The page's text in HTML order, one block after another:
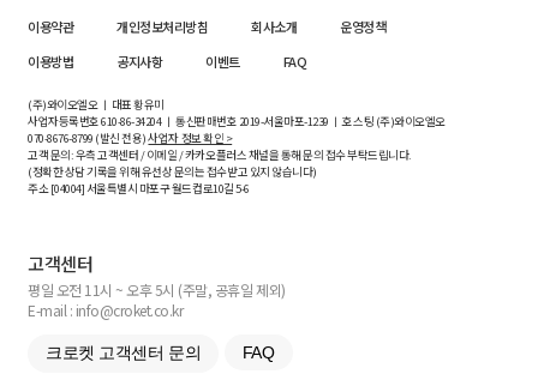
이용약관 개인정보처리방침 회사소개
운영정책
이용방법
공지사항 이벤트 FAQ
(주)와이오엘오 ㅣ 대표 황유미
사업자등록번호610-86-34204ㅣ 통신판매번호 2019-서울마포-1239 ㅣ 호스팅 (주)와이오엘오
070-8676-8799 (발신 전용)사업자 정보 확인 >
고객 문의: 우측 고객센터 / 이메일 / 카카오플러스 채널을 통해 문의 접수 부탁드립니다.
(정확한 상담 기록을 위해 유선상 문의는 접수받고 있지 않습니다)
주소 [04004] 서울특별시 마포구 월드컵로10길5-6
고객센터
평일 오전 11시 ~ 오후 5시 (주말, 공휴일 제외)
E-mail : info@croket.co.kr
크로켓 고객센터 문의 FAQ